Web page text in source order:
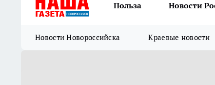
Польза Новости
Новости Новороссийска Краевые новости